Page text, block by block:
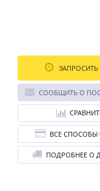
ЗАПРОСИТЬ
СООБЩИТЬ О
ВСЕ СПОСОБЫ
ПОДРОБНЕЕ О